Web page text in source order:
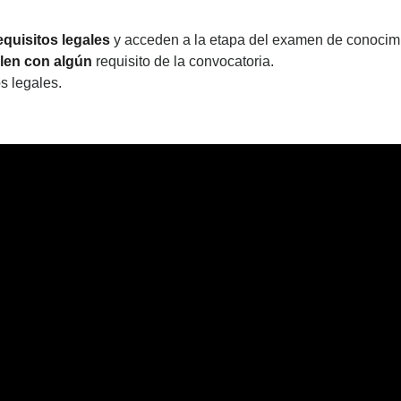
legales y acceden a la etapa del examen de
con algún requisito de la convocatoria.
legales.